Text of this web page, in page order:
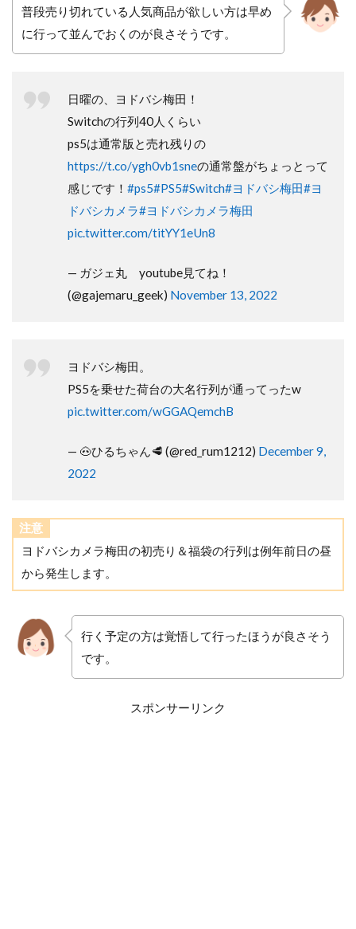
普段売り切れている人気商品が欲しい方は早め
に行って並んでおくのが良さそうです。
日曜の、ヨドバシ梅田！
Switchの行列40人くらい
ps5は通常版と売れ残りの
https://t.co/ygh0vb1sneの通常盤がちょっとって
感じです！ #ps5#PS5#Switch#ヨドバシ梅田#ヨ
ドバシカメラ#ヨドバシカメラ梅田
pic.twitter.com/titYY1eUn8
— ガジェ丸 youtube見てね！
(@gajemaru_geek) November 13, 2022
ヨドバシ梅田。
PS5を乗せた荷台の大名行列が通ってったw
pic.twitter.com/wGGAQemchB
— 🐽ひるちゃん🥩 (@red_rum1212) December 9,
2022
注意
ヨドバシカメラ梅田の初売り＆福袋の行列は例年前日の昼
から発生します。
行く予定の方は覚悟して行ったほうが良さそう
です。
スポンサーリンク